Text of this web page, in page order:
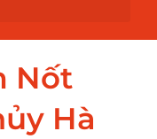
Nốt
Hà